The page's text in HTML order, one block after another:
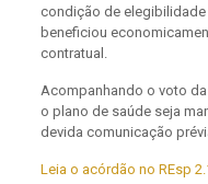
condição de
beneficiou
contratual.
Acompanhando o voto
o plano de saúde seja
devida comunicação
Leia o acórdão no REsp